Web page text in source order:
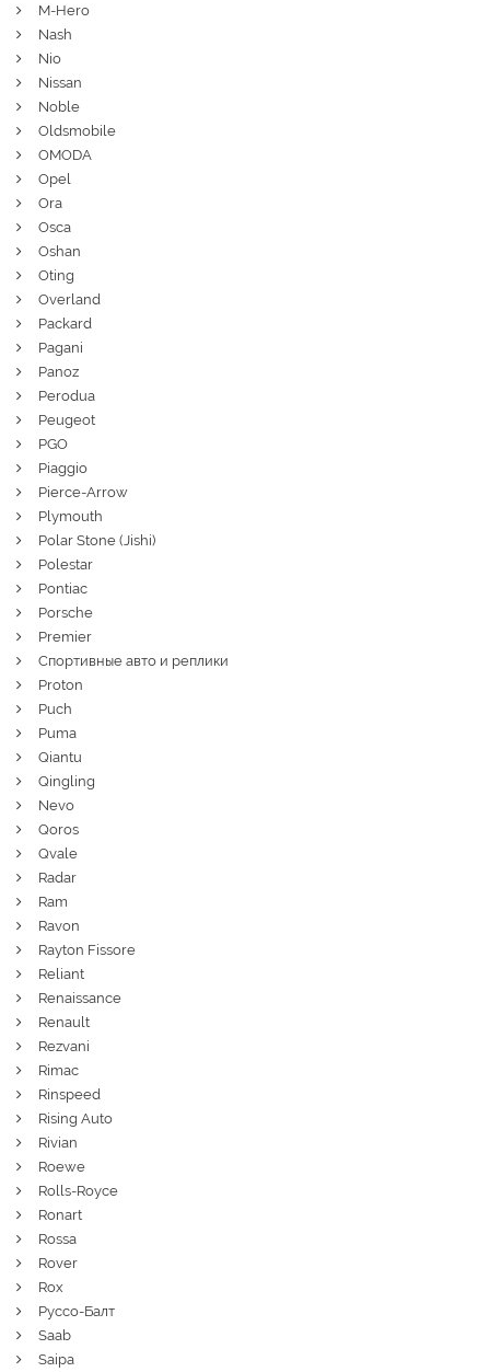
M-Hero
Nash
Nio
Nissan
Noble
Oldsmobile
OMODA
Opel
Ora
Osca
Oshan
Oting
Overland
Packard
Pagani
Panoz
Perodua
Peugeot
PGO
Piaggio
Pierce-Arrow
Plymouth
Polar Stone (Jishi)
Polestar
Pontiac
Porsche
Premier
Спортивные авто и реплики
Proton
Puch
Puma
Qiantu
Qingling
Nevo
Qoros
Qvale
Radar
Ram
Ravon
Rayton Fissore
Reliant
Renaissance
Renault
Rezvani
Rimac
Rinspeed
Rising Auto
Rivian
Roewe
Rolls-Royce
Ronart
Rossa
Rover
Rox
Руссо-Балт
Saab
Saipa